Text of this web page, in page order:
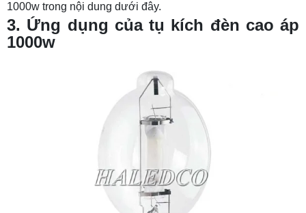
1000w trong nội dung dưới đây.
3. Ứng dụng của tụ kích đèn cao áp
1000w